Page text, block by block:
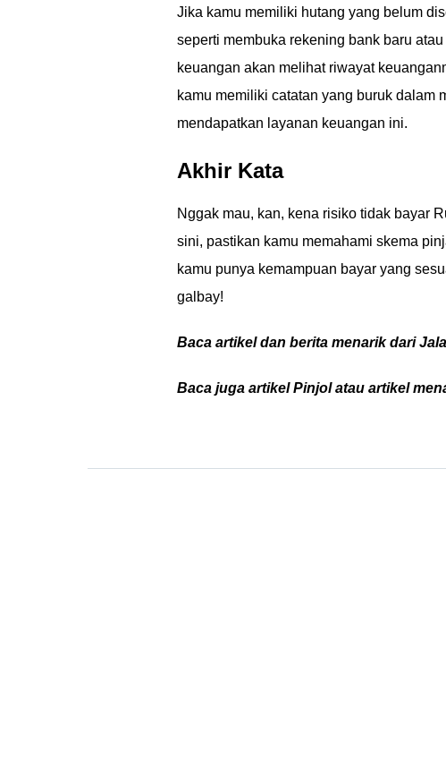
Jika kamu memiliki hutang yang belum
seperti membuka rekening bank baru
keuangan akan melihat riwayat
kamu memiliki catatan yang buruk dalam
mendapatkan layanan keuangan ini.
Akhir Kata
Nggak mau, kan, kena risiko tidak bayar
sini, pastikan kamu memahami skema
kamu punya kemampuan bayar yang
galbay!
Baca artikel dan berita menarik dari
Baca juga artikel Pinjol atau artikel